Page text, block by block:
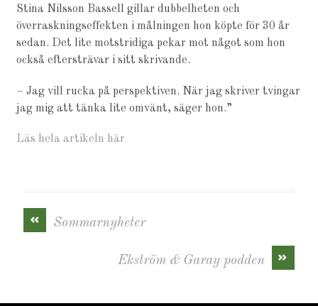
Stina Nilsson Bassell gillar dubbelheten och
överraskningseffekten i målningen hon köpte för 30 år
sedan. Det lite motstridiga pekar mot något som hon
också eftersträvar i sitt skrivande.
– Jag vill rucka på perspektiven. När jag skriver tvingar
jag mig att tänka lite omvänt, säger hon.”
Läs hela artikeln här
« Sommarnyheter
»
Ekström & Garay podden